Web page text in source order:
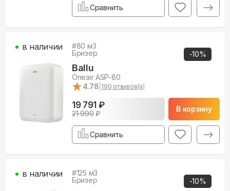
Сравнить
-10%
#80 м3
Бризер
Ballu
Oneair ASP-80
★
★4.78 190 отзывов(а)
19 791 ₽
21 990₽
В корзину
в наличии
Сравнить
-10%
#125 м3
Бризер
в наличии